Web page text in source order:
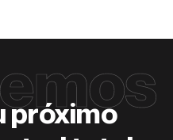
próximo